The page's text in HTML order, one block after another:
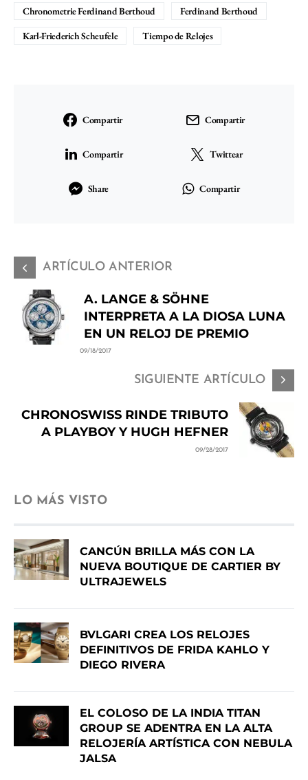
Chronometrie Ferdinand Berthoud
Ferdinand Berthoud
Karl-Friederich Scheufele
Tiempo de Relojes
Compartir Compartir
Compartir Twittear
Share Compartir
ARTÍCULO ANTERIOR
A. LANGE & SÖHNE
INTERPRETA A LA DIOSA LUNA
EN UN RELOJ DE PREMIO
09/18/2017
SIGUIENTE ARTÍCULO
CHRONOSWISS RINDE TRIBUTO
A PLAYBOY Y HUGH HEFNER
09/28/2017
LO MÁS VISTO
CANCÚN BRILLA MÁS CON LA
NUEVA BOUTIQUE DE CARTIER BY
ULTRAJEWELS
BVLGARI CREA LOS RELOJES
DEFINITIVOS DE FRIDA KAHLO Y
DIEGO RIVERA
EL COLOSO DE LA INDIA TITAN
GROUP SE ADENTRA EN LA ALTA
RELOJERÍA ARTÍSTICA CON NEBULA
JALSA